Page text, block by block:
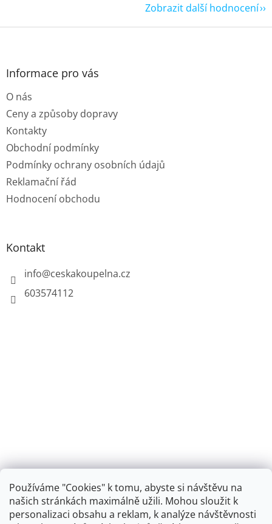
Používáme "Cookies" k tomu, abyste si návštěvu na
našich stránkách maximálně užili. Mohou sloužit k
personalizaci obsahu a reklam, k analýze návštěvnosti
Zobrazit další hodnocení
Z
Informace pro vás
O nás
Ceny a způsoby dopravy
Kontakty
Obchodní podmínky
Podmínky ochrany osobních údajů
Reklamační řád
Hodnocení obchodu
Kontakt
info@ceskakoupelna.cz
603574112